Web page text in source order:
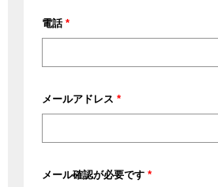
名、
部
号
電話 *
メールアドレス *
メール確認が必要です *